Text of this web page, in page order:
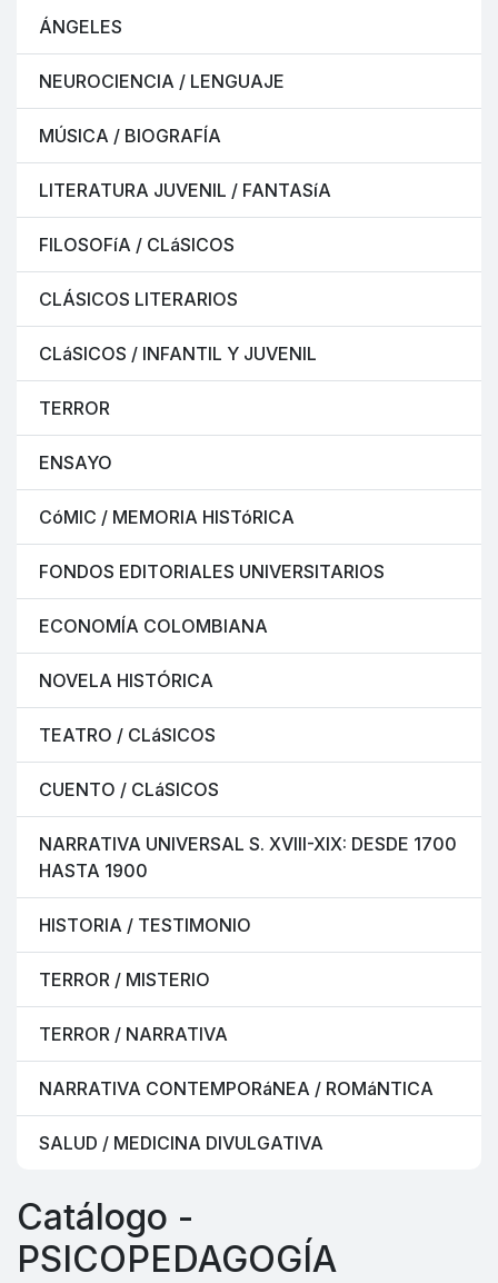
ÁNGELES
NEUROCIENCIA / LENGUAJE
MÚSICA / BIOGRAFÍA
LITERATURA JUVENIL / FANTASíA
FILOSOFíA / CLáSICOS
CLÁSICOS LITERARIOS
CLáSICOS / INFANTIL Y JUVENIL
TERROR
ENSAYO
CóMIC / MEMORIA HISTóRICA
FONDOS EDITORIALES UNIVERSITARIOS
ECONOMÍA COLOMBIANA
NOVELA HISTÓRICA
TEATRO / CLáSICOS
CUENTO / CLáSICOS
NARRATIVA UNIVERSAL S. XVIII-XIX: DESDE 1700
HASTA 1900
HISTORIA / TESTIMONIO
TERROR / MISTERIO
TERROR / NARRATIVA
NARRATIVA CONTEMPORáNEA / ROMáNTICA
SALUD / MEDICINA DIVULGATIVA
Catálogo -
PSICOPEDAGOGÍA